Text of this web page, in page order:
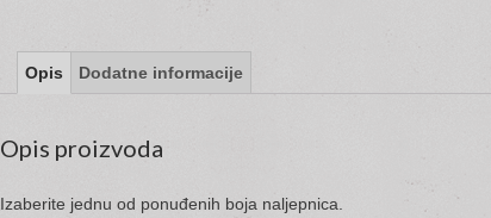
Opis Dodatne informacije
Opis proizvoda
Izaberite jednu od ponuđenih boja naljepnica.